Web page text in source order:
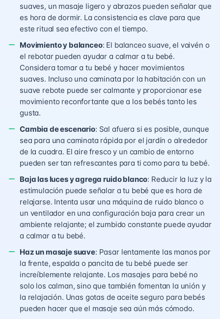
suaves, un masaje ligero y abrazos pueden señalar que
es hora de dormir. La consistencia es clave para que
este ritual sea efectivo con el tiempo.
Movimiento y balanceo: El balanceo suave, el vaivén o
el rebotar pueden ayudar a calmar a tu bebé.
Considera tomar a tu bebé y hacer movimientos
suaves. Incluso una caminata por la habitación con un
suave rebote puede ser calmante y proporcionar ese
movimiento reconfortante que a los bebés tanto les
gusta.
Cambia de escenario: Sal afuera si es posible, aunque
sea para una caminata rápida por el jardín o alrededor
de la cuadra. El aire fresco y un cambio de entorno
pueden ser tan refrescantes para ti como para tu bebé.
Baja las luces y agrega ruido blanco: Reducir la luz y la
estimulación puede señalar a tu bebé que es hora de
relajarse. Intenta usar una máquina de ruido blanco o
un ventilador en una configuración baja para crear un
ambiente relajante; el zumbido constante puede ayudar
a calmar a tu bebé.
Haz un masaje suave: Pasar lentamente las manos por
la frente, espalda o pancita de tu bebé puede ser
increíblemente relajante. Los masajes para bebé no
solo los calman, sino que también fomentan la unión y
la relajación. Unas gotas de aceite seguro para bebés
pueden hacer que el masaje sea aún más cómodo.